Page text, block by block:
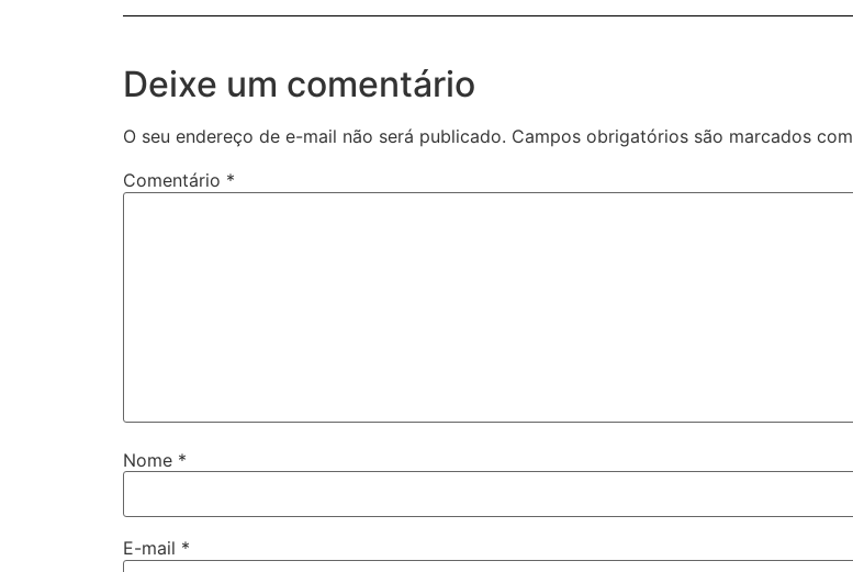
Deixe um comentário
O seu endereço de e-mail não será publicado. Campos obrigatórios são marcados com
Comentário *
Nome *
E-mail *